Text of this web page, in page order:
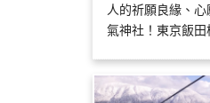
人的祈願良緣、
氣神社！東京飯